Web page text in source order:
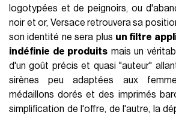
logotypées et de peignoirs, ou
noir et or, Versace retrouvera sa
son identité ne sera plus un filtre
indéfinie de produits mais un
d'un goût précis et quasi "auteur"
sirènes peu adaptées aux
médaillons dorés et des imprimés
simplification de l'offre, de l'autre, la